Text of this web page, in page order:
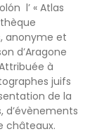
l’ « Atlas
anonyme et
d’Aragone
à
juifs
de la
d’évènements
châteaux.